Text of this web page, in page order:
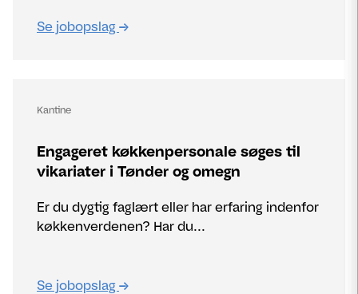
Se jobopslag
Kantine
Engageret køkkenpersonale søges til
vikariater i Tønder og omegn
Er du dygtig faglært eller har erfaring indenfor
køkkenverdenen? Har du...
Se jobopslag